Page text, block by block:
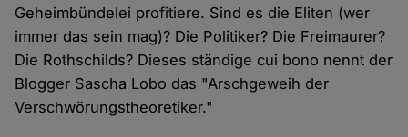
Geheimbündelei profitiere. Sind es die Eliten (wer
immer das sein mag)? Die Politiker? Die Freimaurer?
Die Rothschilds? Dieses ständige cui bono nennt der
Blogger Sascha Lobo das "Arschgeweih der
Verschwörungstheoretiker."